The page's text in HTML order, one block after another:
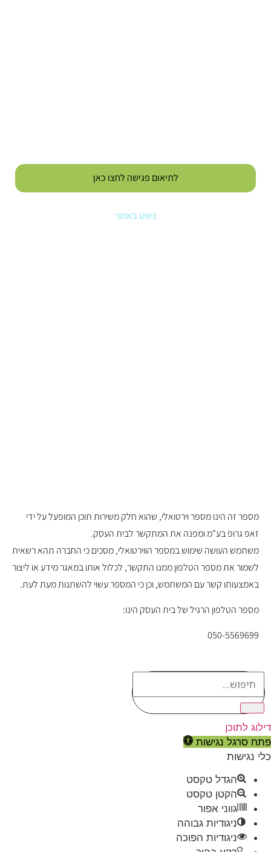
לתיאום פגישה לחצו כאן
ניווט באתר
מספר זה הינו מספר וירטואלי, שהוא חלק משירות תוכן המופעל על ידי
זאפ גרופ בע"מ ומפנה את המתקשר לבית העסק.
משתמש העושה שימוש במספר הווירטואלי, מסכים כי החברה תהא רשאית
לשמור את מספר הטלפון ממנו התקשר, לכלול אותו במאגר מידע או ליצור
באמצעותו קשר עם המשתמש, וכן כי המספר עשוי להשתנות מעת לעת.
מספר הטלפון הרגיל של בית העסק הינו:
050-5569699
דילוג לתוכן
פתח סרגל נגישות
כלי נגישות
הגדל טקסט
הקטן טקסט
גווני אפור
ניגודיות גבוהה
ניגודיות הפוכה